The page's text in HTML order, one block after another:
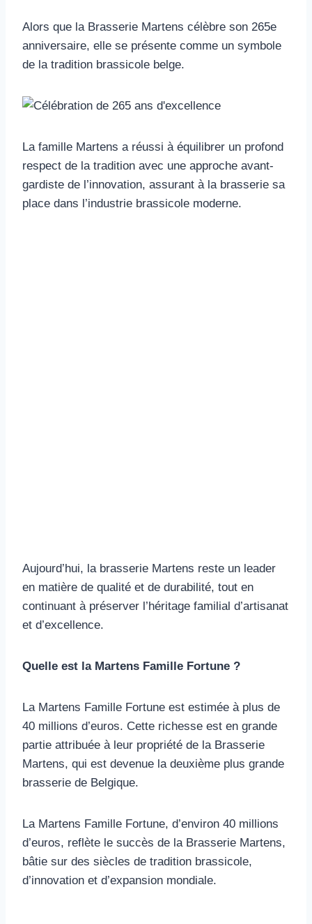
Alors que la Brasserie Martens célèbre son 265e
anniversaire, elle se présente comme un symbole
de la tradition brassicole belge.
La famille Martens a réussi à équilibrer un profond
respect de la tradition avec une approche avant-
gardiste de l’innovation, assurant à la brasserie sa
place dans l’industrie brassicole moderne.
Aujourd’hui, la brasserie Martens reste un leader
en matière de qualité et de durabilité, tout en
continuant à préserver l’héritage familial d’artisanat
et d’excellence.
Quelle est la Martens Famille Fortune ?
La Martens Famille Fortune est estimée à plus de
40 millions d’euros. Cette richesse est en grande
partie attribuée à leur propriété de la Brasserie
Martens, qui est devenue la deuxième plus grande
brasserie de Belgique.
La Martens Famille Fortune, d’environ 40 millions
d’euros, reflète le succès de la Brasserie Martens,
bâtie sur des siècles de tradition brassicole,
d’innovation et d’expansion mondiale.